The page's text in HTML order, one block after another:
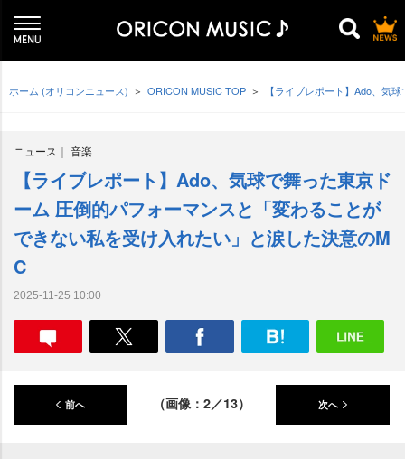
ホーム (オリコンニュース) ORICON MUSIC TOP 【ライブレポート】Ado、気
ニュース 音楽
【ライブレポート】Ado、気球で舞った東京ド
ーム 圧倒的パフォーマンスと「変わることが
できない私を受け入れたい」と涙した決意のM
C
2025-11-25 10:00
前へ （画像：2／13） 次へ